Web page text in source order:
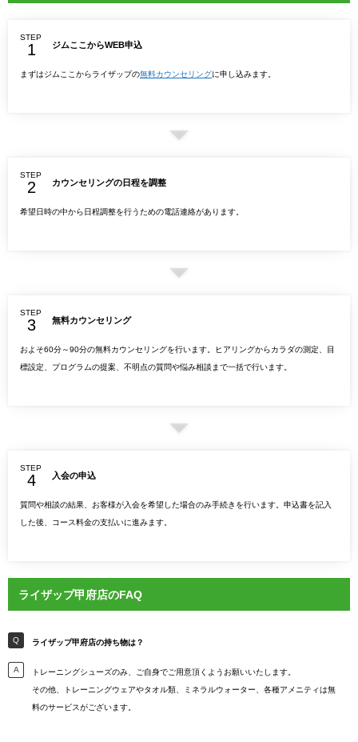
STEP
ジムここからWEB申込
まずはジムここからライザップの無料カウンセリングに申し込みます。
STEP
カウンセリングの日程を調整
希望日時の中から日程調整を行うための電話連絡があります。
STEP
無料カウンセリング
およそ60分～90分の無料カウンセリングを行います。ヒアリングからカラダの測定、目
標設定、プログラムの提案、不明点の質問や悩み相談まで一括で行います。
STEP
入会の申込
質問や相談の結果、お客様が入会を希望した場合のみ手続きを行います。申込書を記入
した後、コース料金の支払いに進みます。
ライザップ甲府店のFAQ
ライザップ甲府店の持ち物は？
トレーニングシューズのみ、ご自身でご用意頂くようお願いいたします。
その他、トレーニングウェアやタオル類、ミネラルウォーター、各種アメニティは無
料のサービスがございます。